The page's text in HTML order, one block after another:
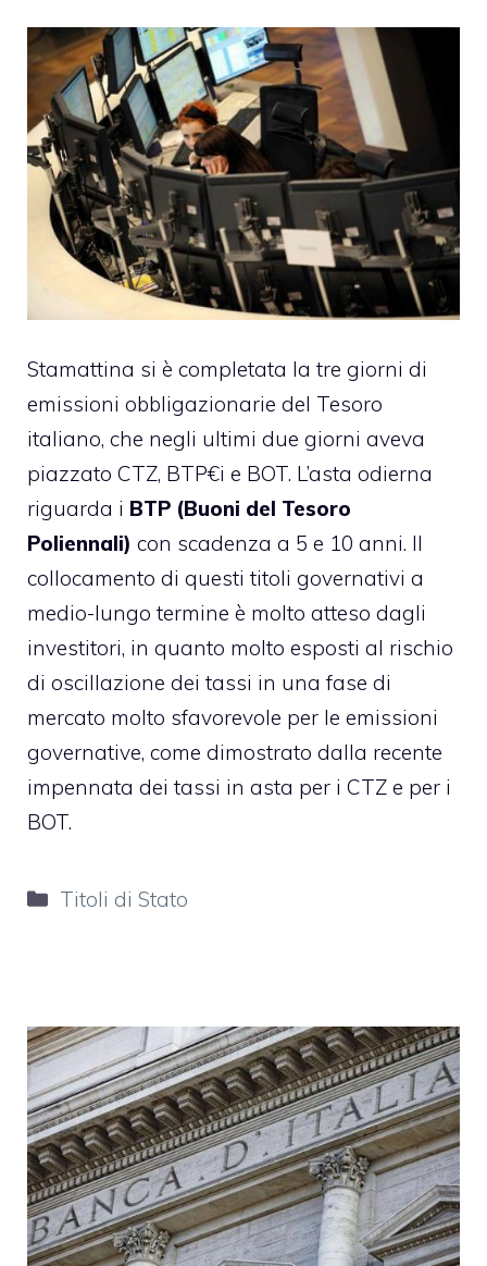
Stamattina si è completata la tre giorni di
emissioni obbligazionarie del Tesoro
italiano, che negli ultimi due giorni aveva
piazzato CTZ, BTP€i e BOT. L’asta odierna
riguarda i BTP (Buoni del Tesoro
Poliennali) con scadenza a 5 e 10 anni. Il
collocamento di questi titoli governativi a
medio-lungo termine è molto atteso dagli
investitori, in quanto molto esposti al rischio
di oscillazione dei tassi in una fase di
mercato molto sfavorevole per le emissioni
governative, come dimostrato dalla recente
impennata dei tassi in asta per i CTZ e per i
BOT.
Categorie
Titoli di Stato